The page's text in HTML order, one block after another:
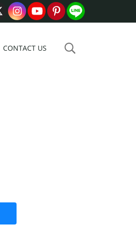
CONTACT US